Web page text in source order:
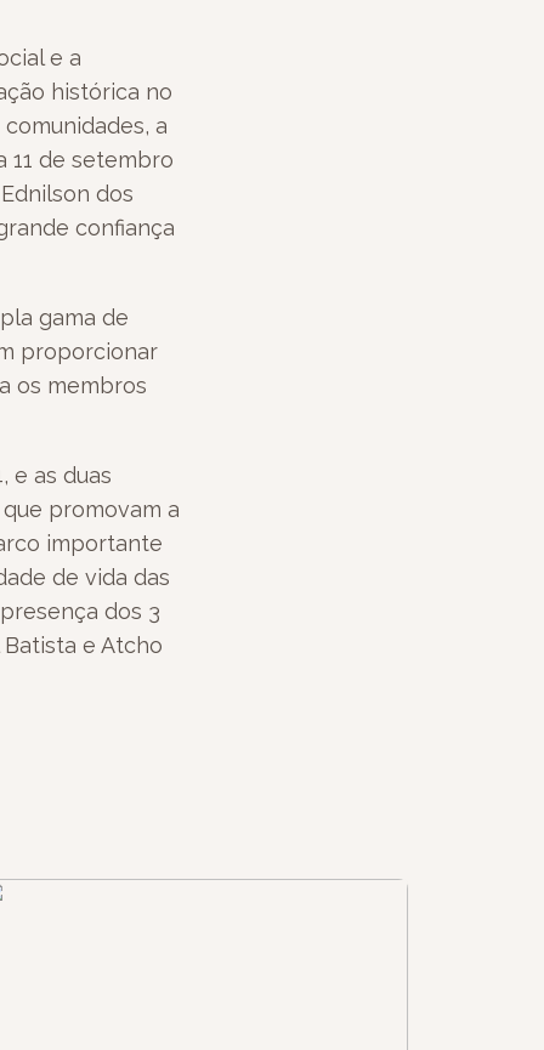
e a
histórica no
a
11 de setembro
dos
confiança
gama de
proporcionar
os membros
e as duas
promovam a
importante
de vida das
dos 3
e Atcho